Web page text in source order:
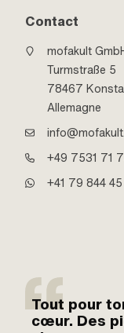
Contact
mofakult
Turmstraße 5
78467
Allemagne
+49 7531 71
+41 79 844
Tout pour
cœur. Des